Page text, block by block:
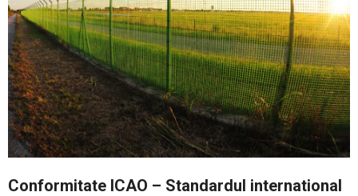
Conformitate ICAO – Standardul international